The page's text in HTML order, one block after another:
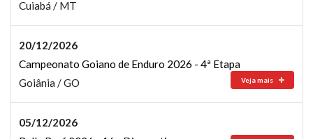
Cuiabá / MT
20/12/2026
Campeonato Goiano de Enduro 2026 - 4ª Etapa
Veja mais
Goiânia / GO
05/12/2026